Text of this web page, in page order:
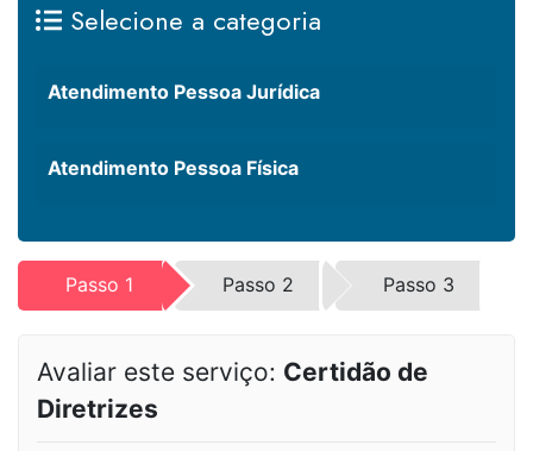
Selecione a categoria
Atendimento Pessoa Jurídica
Atendimento Pessoa Física
Passo 1 Passo 2 Passo 3
Avaliar este serviço: Certidão de
Diretrizes